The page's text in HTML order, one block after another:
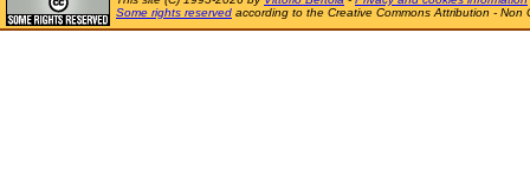
Some rights reserved according to the Creative Commons Attribution - Non